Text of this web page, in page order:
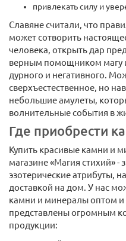
привлекать силу и
Славяне считали, что
может сотворить
человека, открыть дар
верным помощником магу
дурного и негативного.
сверхъестественное, но
небольшие амулеты,
волнительные события в
Где приобрести
Купить красивые камни и
магазине «Магия стихий»
эзотерические атрибуты,
доставкой на дом. У нас
камни и минералы оптом и
представлены огромным
продукции: